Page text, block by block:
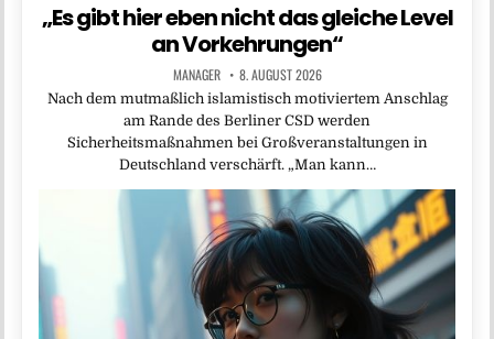
„Es gibt hier eben nicht das gleiche Level
an Vorkehrungen“
MANAGER 8. AUGUST 2026
Nach dem mutmaßlich islamistisch motiviertem Anschlag
am Rande des Berliner CSD werden
Sicherheitsmaßnahmen bei Großveranstaltungen in
Deutschland verschärft. „Man kann…